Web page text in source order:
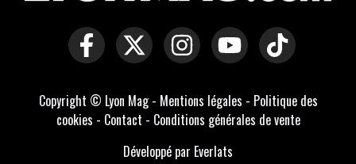
Copyright © Lyon Mag - Mentions légales - Politique des
cookies - Contact - Conditions générales de vente
Développé par Everlats